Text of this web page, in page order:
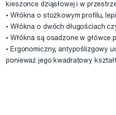
kieszonce dziąsłowej i w
• Włókna o stożkowym profilu,
• Włókna o dwóch długościach
• Włókna są osadzone w
• Ergonomiczny, antypoślizgowy
ponieważ jego kwadratowy